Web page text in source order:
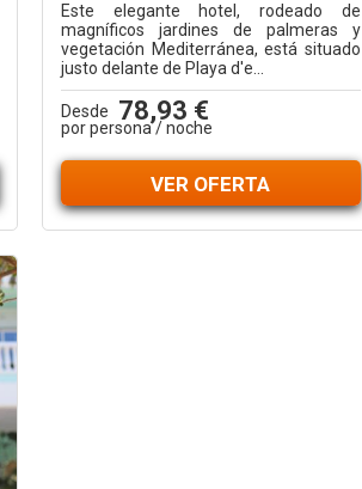
Este elegante hotel, rodeado de
magníficos jardines de palmeras y
vegetación Mediterránea, está situado
justo delante de Playa d'e...
Desde 78,93 €
por persona / noche
VER OFERTA